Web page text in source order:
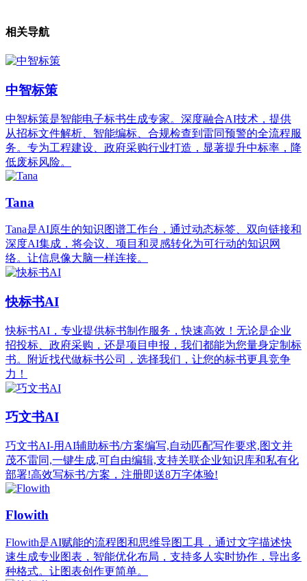
相关导航
中智标策
中智标策是智能电子标书生成专家。深度融合AI技术，提供
从招标文件解析、智能编标、合规检查到雷同预警的全流程服
务。专为工程建设、政府采购行业打造，显著提升中标率，降
低废标风险。
Tana
Tana是AI原生的知识图谱工作台，通过动态标签、双向链接和
深度AI集成，将会议、项目和灵感转化为可行动的知识网
络。让信息像大脑一样连接。
快标书AI
快标书AI，专业提供标书制作服务，快速高效！无论是企业
招投标、政府采购，还是项目申报，我们都能为您量身定制标
书。附近找代做标书公司，选择我们，让您的标书更具竞争
力！
巧文书AI
巧文书AI-用AI辅助标书/方案编写,自动匹配写作要求,图文并
茂不雷同,一键生成,可自由编辑,支持关联企业知识库和私有化
部署!高效写标书/方案，注册即送8万字体验!
Flowith
Flowith是AI赋能的流程图和思维导图工具，通过文字描述快
速生成专业图表，智能优化布局，支持多人实时协作，导出多
种格式。让图表创作更简单。